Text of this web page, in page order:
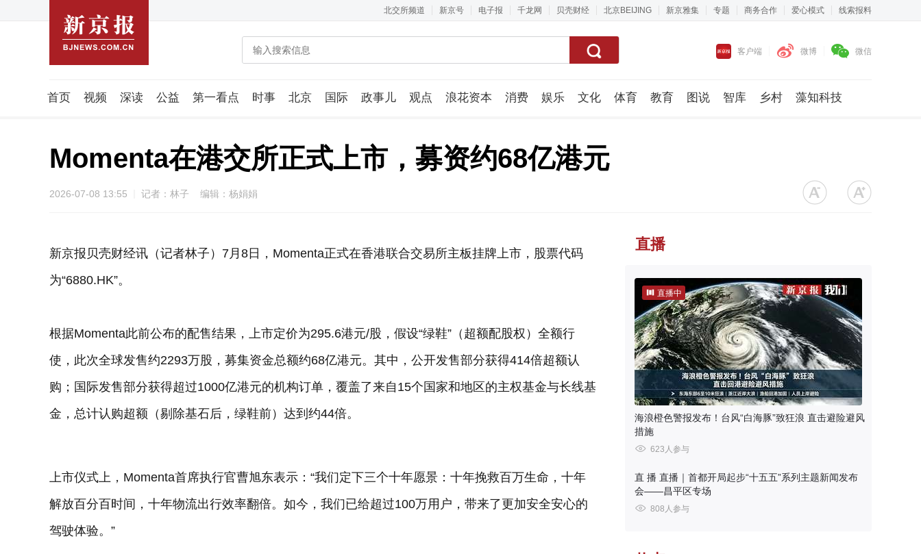
北交所频道 新京号 电子报 千龙网 贝壳财经 北京BEIJING 新京雅集 专题 商务合作 爱心模式 线索报料
客户端 微博 微信
首页 视频 深读 公益 第一看点 时事 北京 国际 政事儿 观点 浪花资本 消费 娱乐 文化 体育 教育 图说 智库 乡村 藻知科技
Momenta在港交所正式上市，募资约68亿港元
2026-07-08 13:55 记者：林子 编辑：杨娟娟
新京报贝壳财经讯（记者林子）7月8日，Momenta正式在香港联合交易所主板挂牌上市，股票代码
为“6880.HK”。
根据Momenta此前公布的配售结果，上市定价为295.6港元/股，假设“绿鞋”（超额配股权）全额行
使，此次全球发售约2293万股，募集资金总额约68亿港元。其中，公开发售部分获得414倍超额认
购；国际发售部分获得超过1000亿港元的机构订单，覆盖了来自15个国家和地区的主权基金与长线基
金，总计认购超额（剔除基石后，绿鞋前）达到约44倍。
上市仪式上，Momenta首席执行官曹旭东表示：“我们定下三个十年愿景：十年挽救百万生命，十年
解放百分百时间，十年物流出行效率翻倍。如今，我们已给超过100万用户，带来了更加安全安心的
驾驶体验。”
直播
直播中
海浪橙色警报发布！台风“白海豚”致狂浪 直击避险避风
措施
623人参与
直 播 直播｜首都开局起步“十五五”系列主题新闻发布
会——昌平区专场
808人参与